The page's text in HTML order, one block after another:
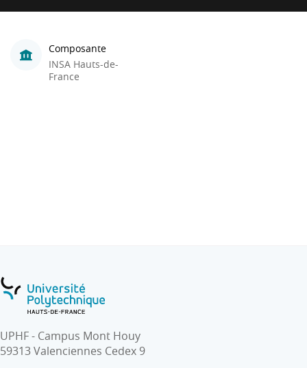
Composante
INSA Hauts-de-
France
UPHF - Campus Mont Houy
59313 Valenciennes Cedex 9